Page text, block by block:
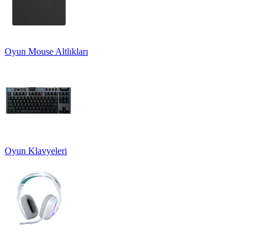
Oyun Mouse Altlıkları
Oyun Klavyeleri